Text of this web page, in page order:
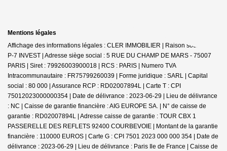
Mentions légales
Affichage des informations légales : CLER IMMOBILIER | Raison sociale : G-
P-7 INVEST | Adresse siège social : 5 RUE DU CHAMP DE MARS - 75007
PARIS | Siret : 79926003900018 | RCS : PARIS | Numero TVA
Intracommunautaire : FR75799260039 | Forme juridique : SARL | Capital
social : 80 000 | Assurance RCP : RD02007894L | Carte T : CPI
75012023000000354 | Date de délivrance : 2023-06-29 | Lieu de délivrance
: NC | Caisse de garantie financière : AIG EUROPE SA. | N° de caisse de
garantie : RD02007894L | Adresse caisse de garantie : TOUR CBX 1
PASSERELLE DES REFLETS 92400 COURBEVOIE | Montant de la garantie
financière : 110000 EUROS | Carte G : CPI 7501 2023 000 000 354 | Date de
délivrance : 2023-06-29 | Lieu de délivrance : Paris Ile de France | Caisse de